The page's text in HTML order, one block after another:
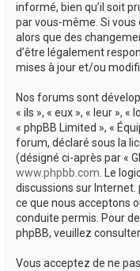
informé, bien qu’il soit
par vous-même. Si vous
alors que des
d’être légalement
mises à jour et/ou
Nos forums sont
« ils », « eux », « leur »,
« phpBB Limited », «
forum, déclaré sous la
(désigné ci-après par «
www.phpbb.com. Le
discussions sur Internet.
ce que nous acceptons
conduite permis. Pour
phpBB, veuillez
Vous acceptez de ne